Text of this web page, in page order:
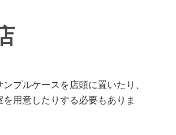
ンプルケースを店頭に置いたり、
用意したりする必要もありま